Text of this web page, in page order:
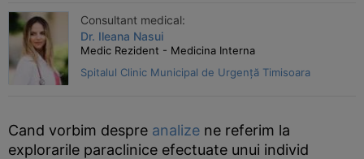
Consultant medical:
Dr. Ileana Nasui
Medic Rezident - Medicina Interna
Spitalul Clinic Municipal de Urgență Timisoara
Cand vorbim despre analize ne referim la
explorarile paraclinice efectuate unui individ